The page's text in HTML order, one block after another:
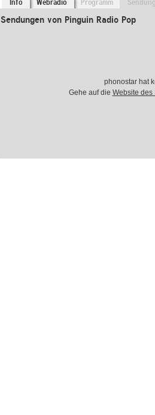
Info Webradio Programm
Sendungen von Pinguin Radio Pop
phonostar hat
Gehe auf die Website des